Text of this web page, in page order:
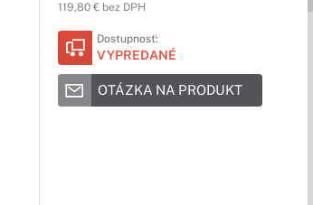
119,80 € bez DPH
Dostupnosť:
VYPREDANÉ
OTÁZKA NA PRODUKT